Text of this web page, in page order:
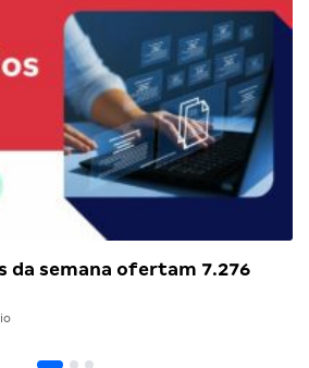
da semana ofertam 7.276